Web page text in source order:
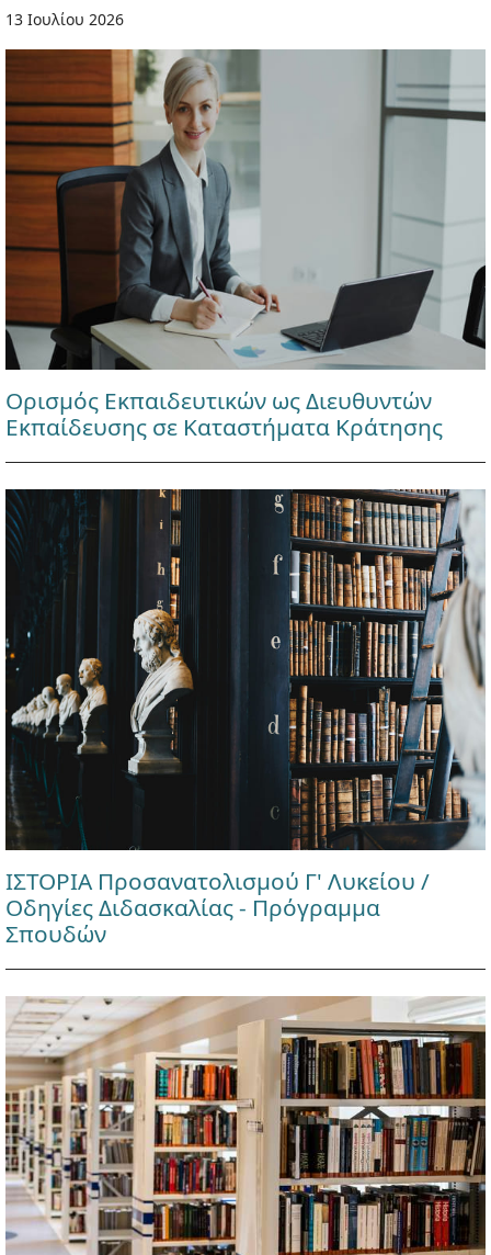
13 Ιουλίου 2026
Ορισμός Εκπαιδευτικών ως Διευθυντών
Εκπαίδευσης σε Καταστήματα Κράτησης
ΙΣΤΟΡΙΑ Προσανατολισμού Γ' Λυκείου /
Οδηγίες Διδασκαλίας - Πρόγραμμα
Σπουδών